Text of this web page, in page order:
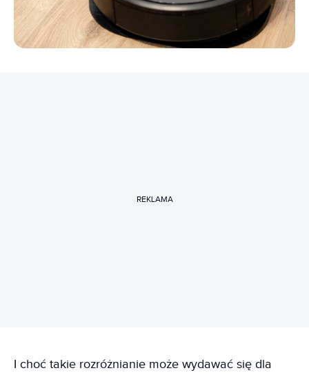
REKLAMA
I choć takie rozróżnianie może wydawać się dla